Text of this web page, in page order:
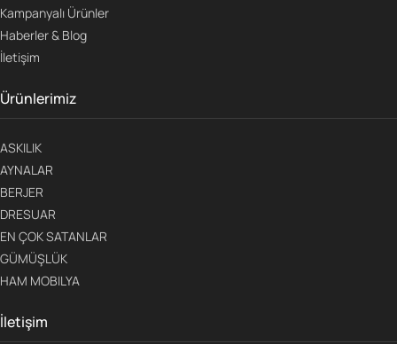
Kampanyalı Ürünler
Haberler & Blog
İletişim
Ürünlerimiz
ASKILIK
AYNALAR
BERJER
DRESUAR
EN ÇOK SATANLAR
GÜMÜŞLÜK
HAM MOBILYA
İletişim